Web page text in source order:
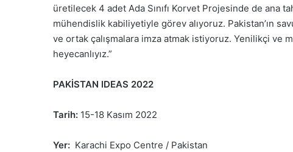
üretilecek 4 adet Ada Sınıfı Korvet Projesinde de
mühendislik kabiliyetiyle görev alıyoruz. Pakistan’ın
ve ortak çalışmalara imza atmak istiyoruz. Yenilikçi ve
heyecanlıyız.”
PAKİSTAN IDEAS 2022
Tarih: 15-18 Kasım 2022
Yer: Karachi Expo Centre / Pakistan